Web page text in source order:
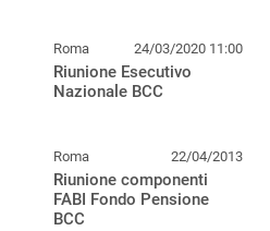
Roma 24/03/2020 11:00
Riunione Esecutivo
Nazionale BCC
Roma 22/04/2013
Riunione componenti
FABI Fondo Pensione
BCC